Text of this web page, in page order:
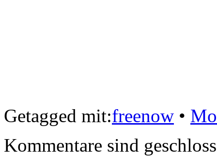
Getagged mit:freenow •
Kommentare sind